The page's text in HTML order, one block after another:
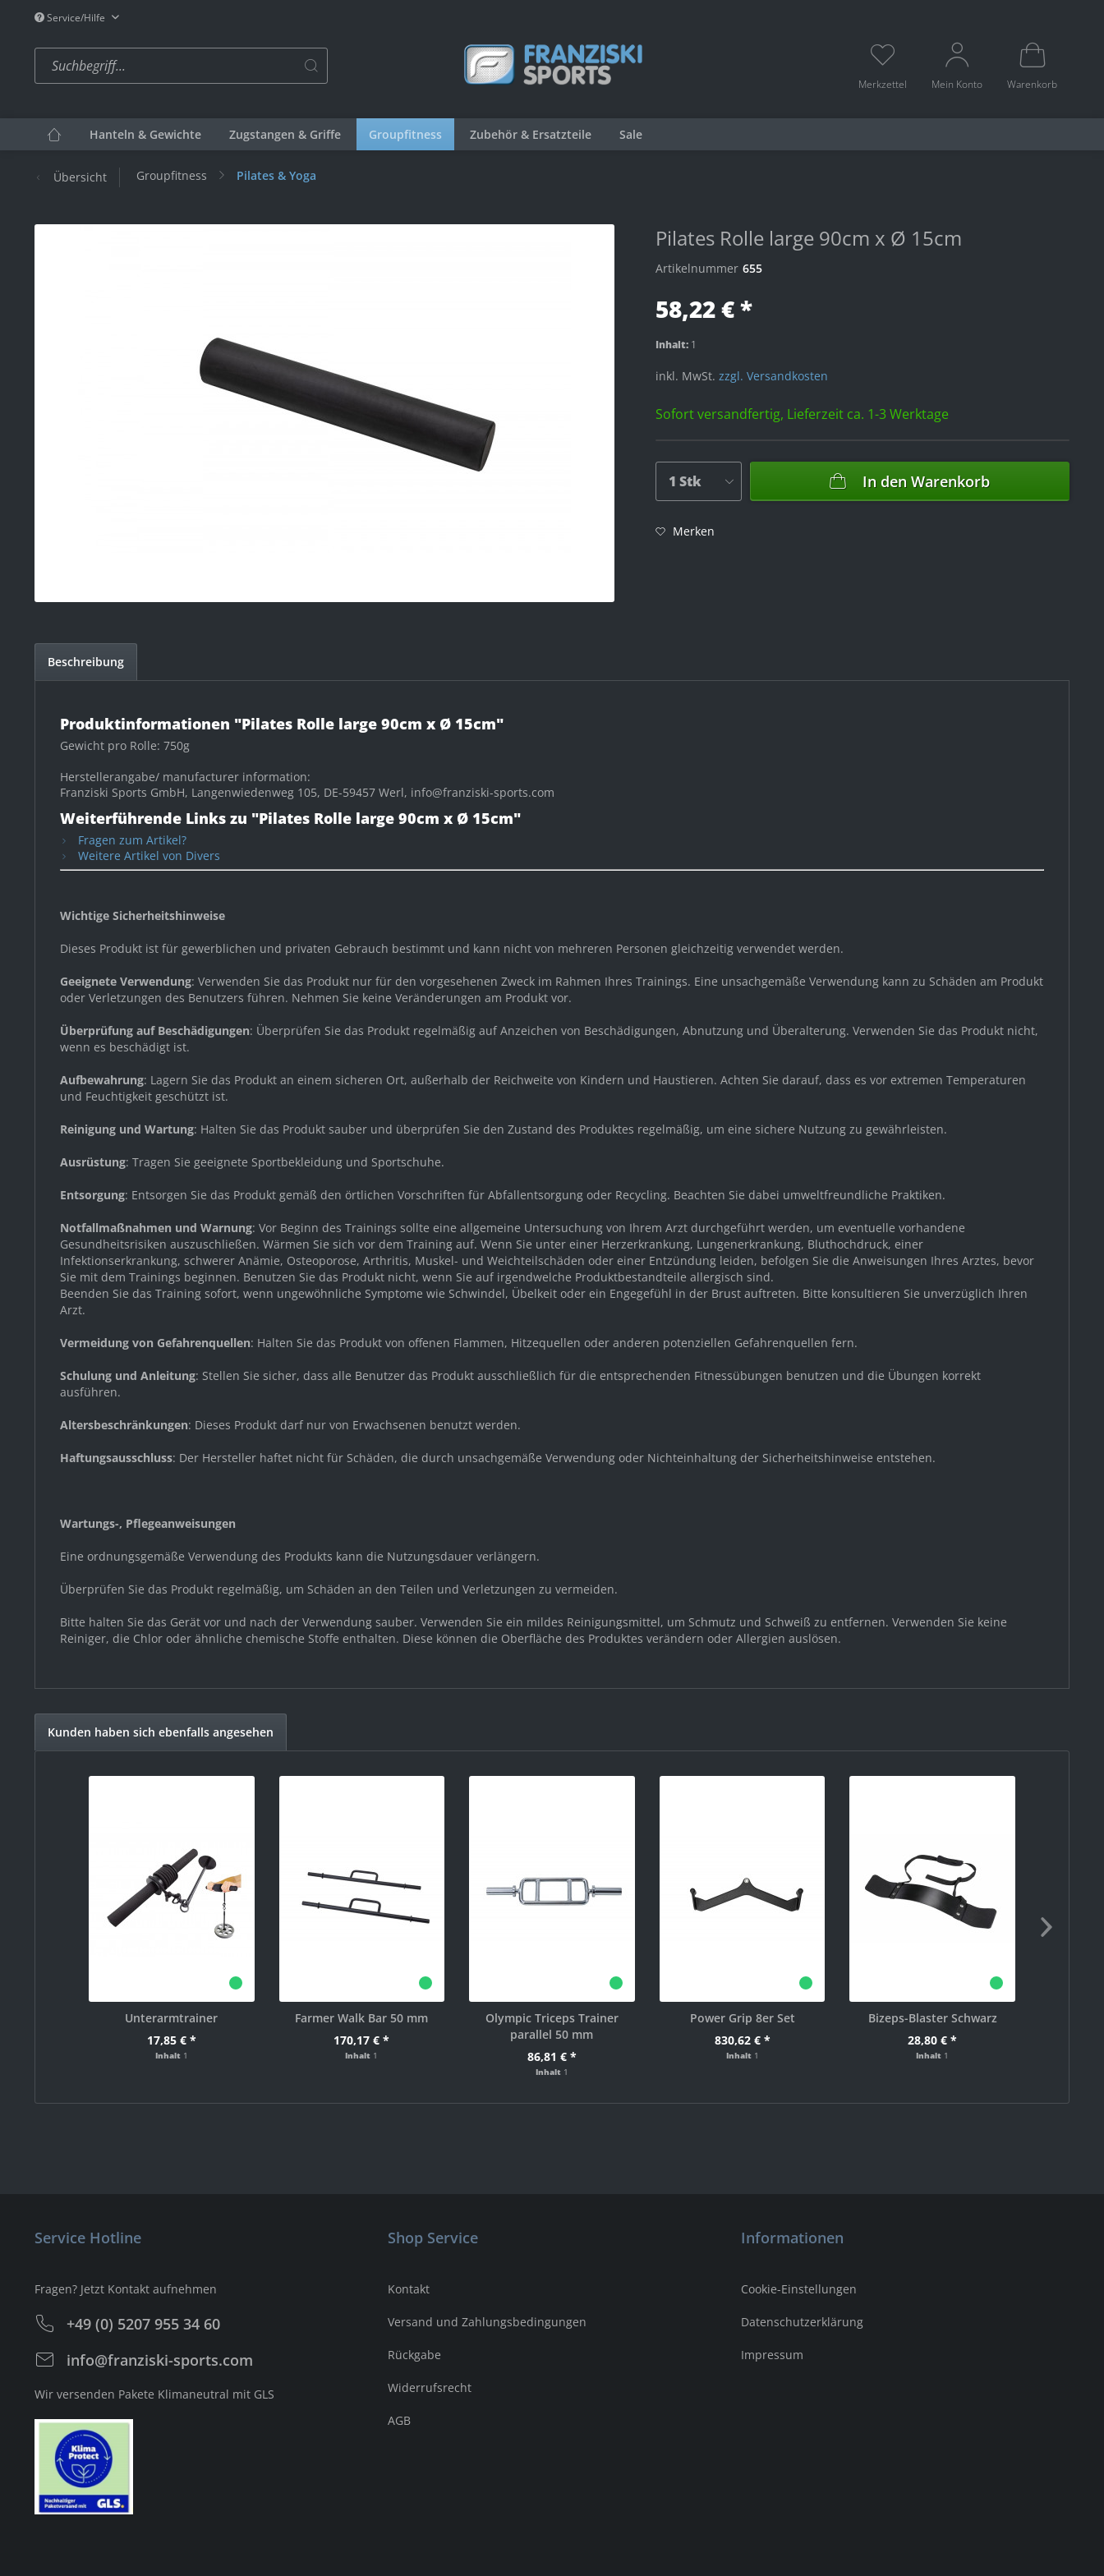
Service/Hilfe
Merkzettel Mein Konto Warenkorb
Hanteln & Gewichte Zugstangen & Griffe Groupfitness Zubehör & Ersatzteile Sale
Übersicht Groupfitness Pilates & Yoga
Pilates Rolle large 90cm x Ø 15cm
Artikelnummer 655
58,22 € *
Inhalt: 1
inkl. MwSt. zzgl. Versandkosten
Sofort versandfertig, Lieferzeit ca. 1-3 Werktage
In den Warenkorb
Merken
Beschreibung
Produktinformationen "Pilates Rolle large 90cm x Ø 15cm"
Gewicht pro Rolle: 750g
Herstellerangabe/ manufacturer information:
Franziski Sports GmbH, Langenwiedenweg 105, DE-59457 Werl, info@franziski-sports.com
Weiterführende Links zu "Pilates Rolle large 90cm x Ø 15cm"
Fragen zum Artikel?
Weitere Artikel von Divers
Wichtige Sicherheitshinweise
Dieses Produkt ist für gewerblichen und privaten Gebrauch bestimmt und kann nicht von mehreren Personen gleichzeitig verwendet werden.
Geeignete Verwendung: Verwenden Sie das Produkt nur für den vorgesehenen Zweck im Rahmen Ihres Trainings. Eine unsachgemäße Verwendung kann zu Schäden am Produkt
oder Verletzungen des Benutzers führen. Nehmen Sie keine Veränderungen am Produkt vor.
Überprüfung auf Beschädigungen: Überprüfen Sie das Produkt regelmäßig auf Anzeichen von Beschädigungen, Abnutzung und Überalterung. Verwenden Sie das Produkt nicht,
wenn es beschädigt ist.
Aufbewahrung: Lagern Sie das Produkt an einem sicheren Ort, außerhalb der Reichweite von Kindern und Haustieren. Achten Sie darauf, dass es vor extremen Temperaturen
und Feuchtigkeit geschützt ist.
Reinigung und Wartung: Halten Sie das Produkt sauber und überprüfen Sie den Zustand des Produktes regelmäßig, um eine sichere Nutzung zu gewährleisten.
Ausrüstung: Tragen Sie geeignete Sportbekleidung und Sportschuhe.
Entsorgung: Entsorgen Sie das Produkt gemäß den örtlichen Vorschriften für Abfallentsorgung oder Recycling. Beachten Sie dabei umweltfreundliche Praktiken.
Notfallmaßnahmen und Warnung: Vor Beginn des Trainings sollte eine allgemeine Untersuchung von Ihrem Arzt durchgeführt werden, um eventuelle vorhandene
Gesundheitsrisiken auszuschließen. Wärmen Sie sich vor dem Training auf. Wenn Sie unter einer Herzerkrankung, Lungenerkrankung, Bluthochdruck, einer
Infektionserkrankung, schwerer Anämie, Osteoporose, Arthritis, Muskel- und Weichteilschäden oder einer Entzündung leiden, befolgen Sie die Anweisungen Ihres Arztes, bevor
Sie mit dem Trainings beginnen. Benutzen Sie das Produkt nicht, wenn Sie auf irgendwelche Produktbestandteile allergisch sind.
Beenden Sie das Training sofort, wenn ungewöhnliche Symptome wie Schwindel, Übelkeit oder ein Engegefühl in der Brust auftreten. Bitte konsultieren Sie unverzüglich Ihren
Arzt.
Vermeidung von Gefahrenquellen: Halten Sie das Produkt von offenen Flammen, Hitzequellen oder anderen potenziellen Gefahrenquellen fern.
Schulung und Anleitung: Stellen Sie sicher, dass alle Benutzer das Produkt ausschließlich für die entsprechenden Fitnessübungen benutzen und die Übungen korrekt
ausführen.
Altersbeschränkungen: Dieses Produkt darf nur von Erwachsenen benutzt werden.
Haftungsausschluss: Der Hersteller haftet nicht für Schäden, die durch unsachgemäße Verwendung oder Nichteinhaltung der Sicherheitshinweise entstehen.
Wartungs-, Pflegeanweisungen
Eine ordnungsgemäße Verwendung des Produkts kann die Nutzungsdauer verlängern.
Überprüfen Sie das Produkt regelmäßig, um Schäden an den Teilen und Verletzungen zu vermeiden.
Bitte halten Sie das Gerät vor und nach der Verwendung sauber. Verwenden Sie ein mildes Reinigungsmittel, um Schmutz und Schweiß zu entfernen. Verwenden Sie keine
Reiniger, die Chlor oder ähnliche chemische Stoffe enthalten. Diese können die Oberfläche des Produktes verändern oder Allergien auslösen.
Kunden haben sich ebenfalls angesehen
Unterarmtrainer
17,85 € *
Inhalt 1
Farmer Walk Bar 50 mm
170,17 € *
Inhalt 1
Olympic Triceps Trainer
parallel 50 mm
86,81 € *
Inhalt 1
Power Grip 8er Set
830,62 € *
Inhalt 1
Bizeps-Blaster Schwarz
28,80 € *
Inhalt 1
Service Hotline
Fragen? Jetzt Kontakt aufnehmen
+49 (0) 5207 955 34 60
info@franziski-sports.com
Wir versenden Pakete Klimaneutral mit GLS
Shop Service
Kontakt
Versand und Zahlungsbedingungen
Rückgabe
Widerrufsrecht
AGB
Informationen
Cookie-Einstellungen
Datenschutzerklärung
Impressum